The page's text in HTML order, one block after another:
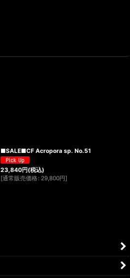
■SALE■CF Acropora sp. No.51
23,840円(税込)
[通常販売価格 : 29,800円]